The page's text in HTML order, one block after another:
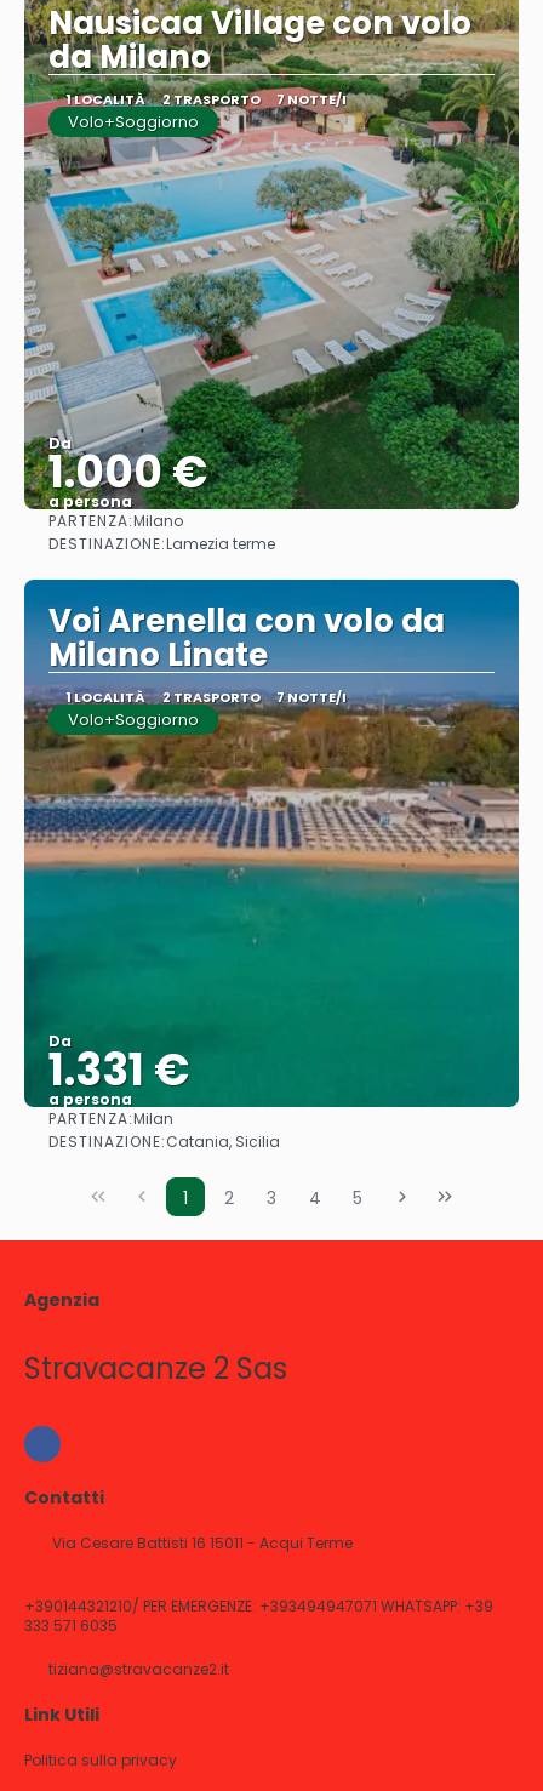
Nausicaa Village con volo
da Milano
1 LOCALITÀ 2 TRASPORTO 7 NOTTE/I
Volo+Soggiorno
Da
1.000 €
a persona
PARTENZA:Milano
DESTINAZIONE:Lamezia terme
Voi Arenella con volo da
Milano Linate
1 LOCALITÀ 2 TRASPORTO 7 NOTTE/I
Volo+Soggiorno
Da
1.331 €
a persona
Vedere
PARTENZA:Milan
DESTINAZIONE:Catania, Sicilia
1 2 3 4 5
Agenzia
Stravacanze 2 Sas
Contatti
Via Cesare Battisti 16 15011 - Acqui Terme
+390144321210/ PER EMERGENZE: +393494947071 WHATSAPP: +39
333 571 6035
tiziana@stravacanze2.it
Link Utili
Politica sulla privacy